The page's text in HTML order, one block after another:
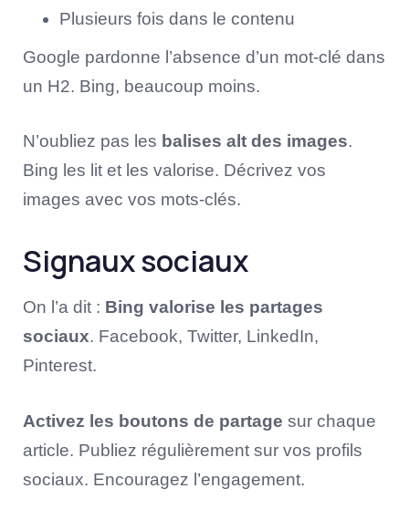
Plusieurs fois dans le contenu
Google pardonne l’absence d’un mot-clé dans
un H2. Bing, beaucoup moins.
N’oubliez pas les balises alt des images.
Bing les lit et les valorise. Décrivez vos
images avec vos mots-clés.
Signaux sociaux
On l’a dit : Bing valorise les partages
sociaux. Facebook, Twitter, LinkedIn,
Pinterest.
Activez les boutons de partage sur chaque
article. Publiez régulièrement sur vos profils
sociaux. Encouragez l’engagement.